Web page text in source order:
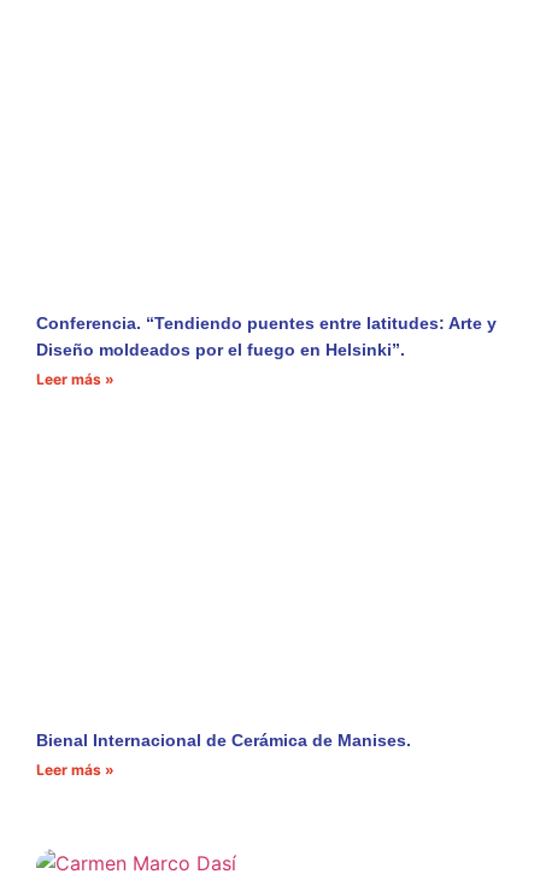
Conferencia. “Tendiendo puentes entre latitudes: Arte y
Diseño moldeados por el fuego en Helsinki”.
Leer más »
Bienal Internacional de Cerámica de Manises.
Leer más »